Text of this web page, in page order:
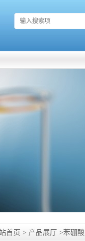
首页 > 产品展厅 >苯硼酸